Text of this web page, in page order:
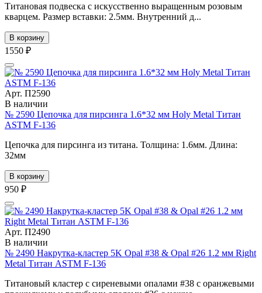
Титановая подвеска с искусственно выращенным розовым
кварцем. Размер вставки: 2.5мм. Внутренний д...
В корзину
1550 ₽
Арт. П2590
В наличии
№ 2590 Цепочка для пирсинга 1.6*32 мм Holy Metal Титан
ASTM F-136
Цепочка для пирсинга из титана. Толщина: 1.6мм. Длина:
32мм
В корзину
950 ₽
Арт. П2490
В наличии
№ 2490 Накрутка-кластер 5K Opal #38 & Opal #26 1.2 мм Right
Metal Титан ASTM F-136
Титановый кластер с сиреневыми опалами #38 с оранжевыми